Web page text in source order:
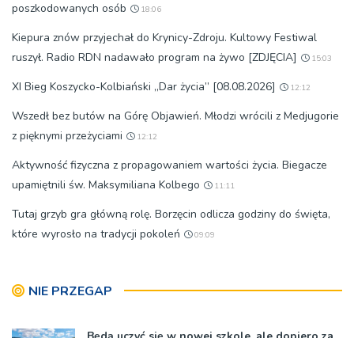
poszkodowanych osób
18:06
Kiepura znów przyjechał do Krynicy-Zdroju. Kultowy Festiwal
ruszył. Radio RDN nadawało program na żywo [ZDJĘCIA]
15:03
XI Bieg Koszycko-Kolbiański „Dar życia” [08.08.2026] 12:12
Wszedł bez butów na Górę Objawień. Młodzi wrócili z Medjugorie
z pięknymi przeżyciami
12:12
Aktywność fizyczna z propagowaniem wartości życia. Biegacze
upamiętnili św. Maksymiliana Kolbego
11:11
Tutaj grzyb gra główną rolę. Borzęcin odlicza godziny do święta,
które wyrosło na tradycji pokoleń
09:09
NIE PRZEGAP